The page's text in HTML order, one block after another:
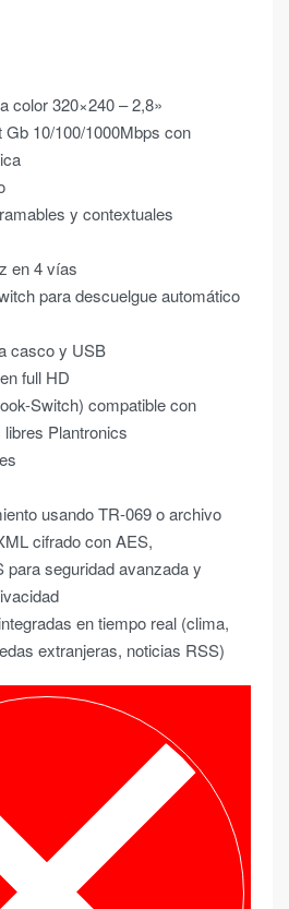
color 320×240 – 2,8»
Gb 10/100/1000Mbps con
y contextuales
en 4 vías
para descuelgue automático
casco y USB
full HD
Switch) compatible con
Plantronics
usando TR-069 o archivo
cifrado con AES,
para seguridad avanzada y
en tiempo real (clima,
extranjeras, noticias RSS)